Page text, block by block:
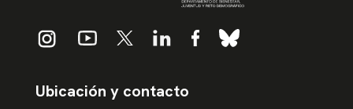
Ubicación y contacto